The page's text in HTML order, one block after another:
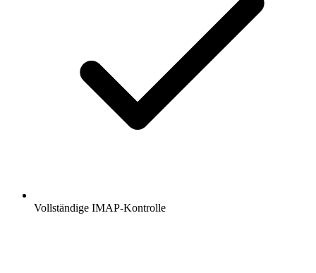
Vollständige IMAP-Kontrolle